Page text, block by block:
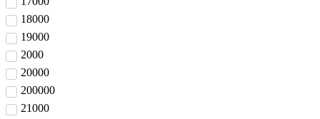
18000
19000
2000
20000
200000
21000